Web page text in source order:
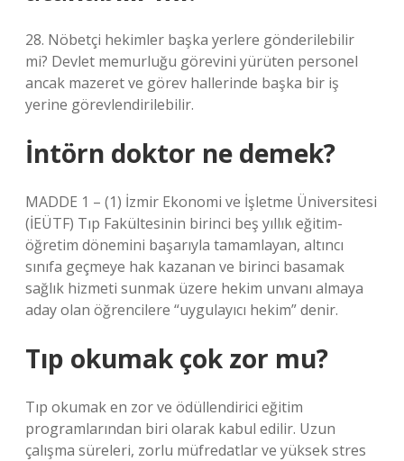
28. Nöbetçi hekimler başka yerlere gönderilebilir
mi? Devlet memurluğu görevini yürüten personel
ancak mazeret ve görev hallerinde başka bir iş
yerine görevlendirilebilir.
İntörn doktor ne demek?
MADDE 1 – (1) İzmir Ekonomi ve İşletme Üniversitesi
(İEÜTF) Tıp Fakültesinin birinci beş yıllık eğitim-
öğretim dönemini başarıyla tamamlayan, altıncı
sınıfa geçmeye hak kazanan ve birinci basamak
sağlık hizmeti sunmak üzere hekim unvanı almaya
aday olan öğrencilere “uygulayıcı hekim” denir.
Tıp okumak çok zor mu?
Tıp okumak en zor ve ödüllendirici eğitim
programlarından biri olarak kabul edilir. Uzun
çalışma süreleri, zorlu müfredatlar ve yüksek stres